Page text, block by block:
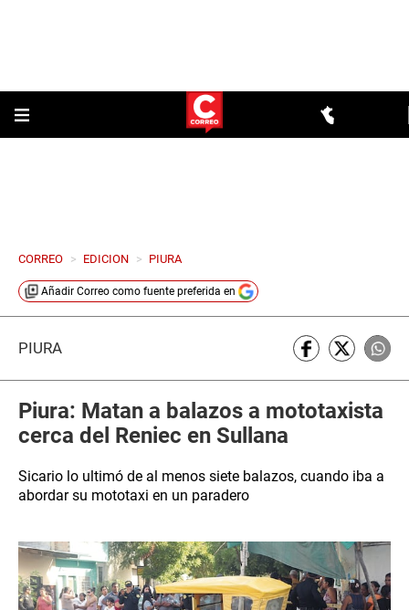
CORREO > EDICION > PIURA
Añadir Correo como fuente preferida en
PIURA
Piura: Matan a balazos a mototaxista
cerca del Reniec en Sullana
Sicario lo ultimó de al menos siete balazos, cuando iba a
abordar su mototaxi en un paradero